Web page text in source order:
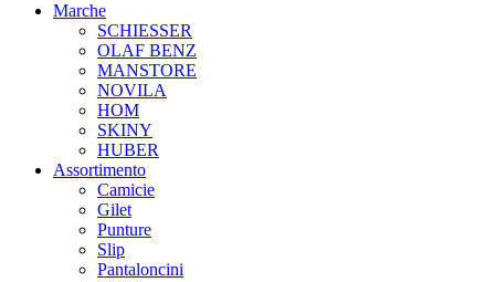
Marche
SCHIESSER
OLAF BENZ
MANSTORE
NOVILA
HOM
SKINY
HUBER
Assortimento
Camicie
Gilet
Punture
Slip
Pantaloncini